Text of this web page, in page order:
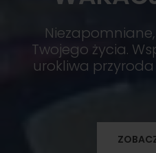
Twojego życia.
urokliwa